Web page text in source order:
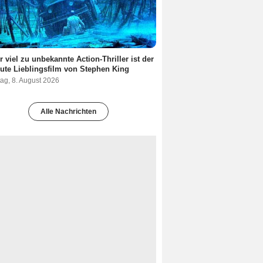
viel zu unbekannte Action-Thriller ist der
Lieblingsfilm von Stephen King
8. August 2026
Alle Nachrichten